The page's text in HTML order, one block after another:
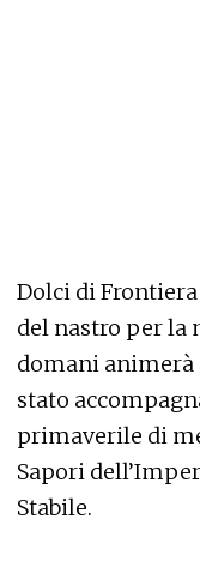
Dolci di
del nastro per la
domani animerà
stato
primaverile di
Sapori
Stabile.